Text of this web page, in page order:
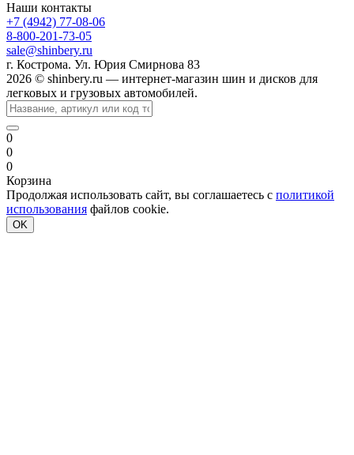
Наши контакты
+7 (4942) 77-08-06
8-800-201-73-05
sale@shinbery.ru
г. Кострома. Ул. Юрия Смирнова 83
2026 © shinbery.ru — интернет-магазин шин и дисков для
легковых и грузовых автомобилей.
0
0
0
Корзина
Продолжая использовать сайт, вы соглашаетесь с политикой
использования файлов cookie.
OK